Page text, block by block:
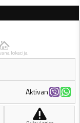
lokacija
Aktivan